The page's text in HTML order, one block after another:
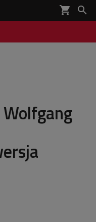
shopping_cart 
